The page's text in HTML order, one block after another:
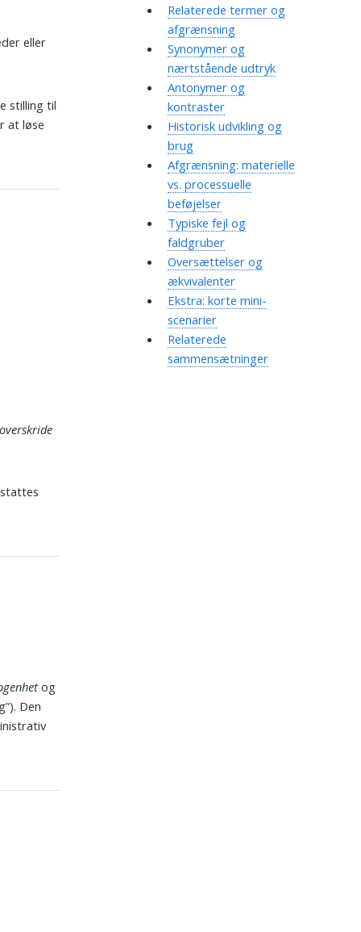
eller
stilling til
at løse
overskride
og
Den
Relaterede termer og
afgrænsning
Synonymer og
nærtstående udtryk
Antonymer og
kontraster
Historisk udvikling og
brug
Afgrænsning: materielle
vs. processuelle
beføjelser
Typiske fejl og
faldgruber
Oversættelser og
ækvivalenter
Ekstra: korte mini-
scenarier
Relaterede
sammensætninger